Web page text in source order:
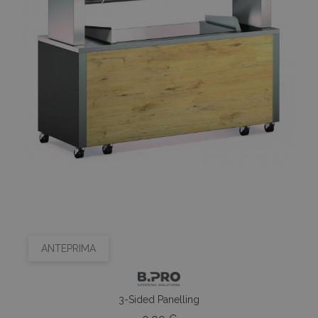
ANTEPRIMA
3-Sided Panelling